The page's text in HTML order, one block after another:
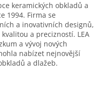
keramických obkladů a
1994. Firma se
a inovativních designů,
a precizností. LEA
a vývoj nových
nabízet nejnovější
a dlažeb.